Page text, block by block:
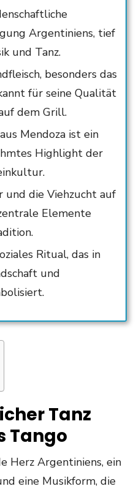
Argentiniens, tief
und Tanz.
besonders das
für seine Qualität
dem Grill.
Mendoza ist ein
Highlight der
und die Viehzucht auf
Elemente
Ritual, das in
und
Tanz
Tango
Herz Argentiniens, ein
eine Musikform, die